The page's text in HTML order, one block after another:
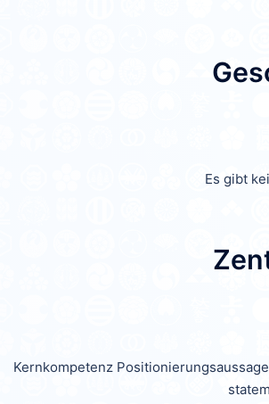
Es gibt
Kernkompetenz